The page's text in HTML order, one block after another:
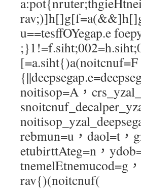
u==tesffOYegap.e
[=a.siht{)a(noitcnuf=F
noitisop=A，
rebmun=u，daol=t，
etubirttAteg=n，
tnemelEtnemucod=g
rav{)(noitcnuf(